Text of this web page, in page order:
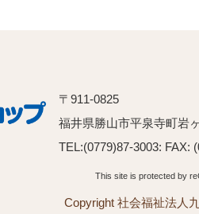
〒911-0825
福井県勝山市平泉寺町岩
TEL:(0779)87-3003: FAX:
This site is protected by
Copyright 社会福祉法人